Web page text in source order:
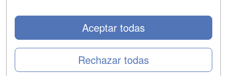
Rechazar todas
Aceptar todas